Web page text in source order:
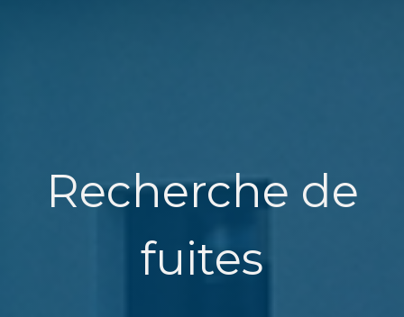
Recherche de
fuites